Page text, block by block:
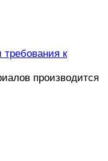
требования к
производится